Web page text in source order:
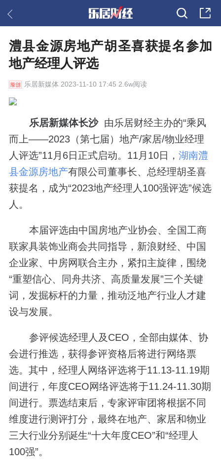
澧县金源房地产胡圣喜获提名参加
地产经理人评选
乐居新媒体 2023-11-10 17:45 2.6w阅读
乐居新媒体长沙 由乐居财经主办的“乘风
而上——2023（第七届）地产/家居/物业经理
人评选”11月6日正式启动。11月10日， 湖南澧
县金源房地产有限公司董事长、总经理胡圣喜
获提名，成为“2023地产经理人100强评选”候选
人。
本届评选由中国房地产业协会、全国工商
联家具装饰业商会共同指导，新浪财经、中国
企业家、中房网联合主办，紧扣主旋律，围绕
“重塑信心、同舟共济、高质量发展”三个关键
词，发掘标杆的力量，推动泛地产行业人才建
设与发展。
参评候选经理人及CEO，全部由媒体、协
会进行推选，获得参评资格后将进行网络票
选。其中，经理人网络评选将于11.13-11.19期
间进行，年度CEO网络评选将于11.24-11.30期
间进行。票选结束后，专家评审团将根据不同
维度进行测评打分，最终在地产、家居和物业
三大行业分别诞生“十大年度CEO”和“经理人
100强”。